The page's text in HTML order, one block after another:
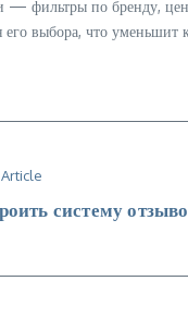
— фильтры по бренду,
его выбора, что
систему